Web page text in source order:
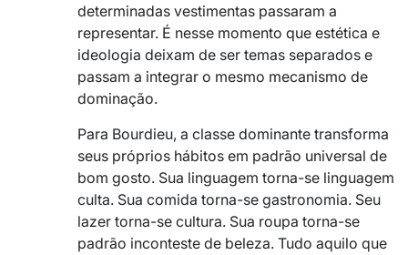
determinadas vestimentas passaram a
representar. É nesse momento que estética e
ideologia deixam de ser temas separados e
passam a integrar o mesmo mecanismo de
dominação.
Para Bourdieu, a classe dominante transforma
seus próprios hábitos em padrão universal de
bom gosto. Sua linguagem torna-se linguagem
culta. Sua comida torna-se gastronomia. Seu
lazer torna-se cultura. Sua roupa torna-se
padrão inconteste de beleza. Tudo aquilo que